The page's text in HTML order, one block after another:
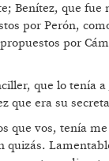
Benítez, que fue
por Perón,
por
que lo tenía a
que era su
que vos, tenía
quizás.